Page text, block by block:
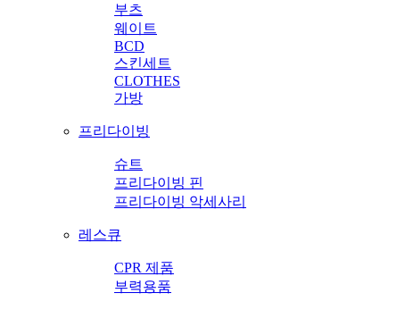
부츠
웨이트
BCD
스킨세트
CLOTHES
가방
프리다이빙
슈트
프리다이빙 핀
프리다이빙 악세사리
레스큐
CPR 제품
부력용품